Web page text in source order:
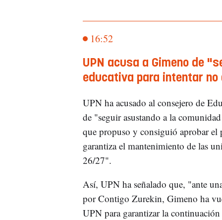
16:52
UPN acusa a Gimeno de
educativa para intentar
UPN ha acusado al consejero de
de "seguir asustando a la
que propuso y consiguió aprobar el
garantiza el mantenimiento de las
26/27".
Así, UPN ha señalado que, "ante
por Contigo Zurekin, Gimeno ha
UPN para garantizar la